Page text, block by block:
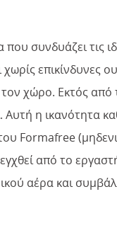
συνδυάζει τις
επικίνδυνες
χώρο. Εκτός από
. Αυτή η ικανότητα
Formafree
από το
αέρα και